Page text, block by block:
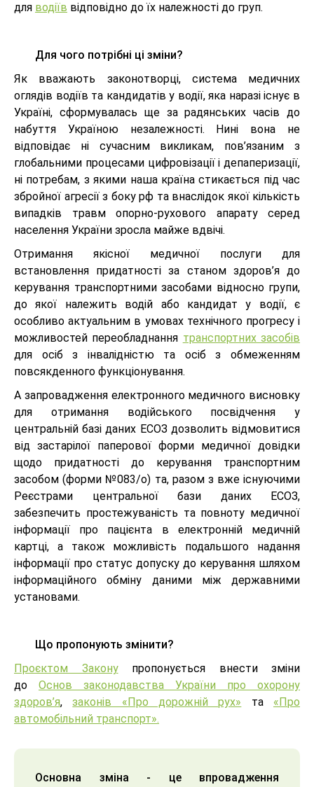
для водіїв відповідно до їх належності до груп.
Для чого потрібні ці зміни?
Як вважають законотворці, система медичних
оглядів водіїв та кандидатів у водії, яка наразі існує в
Україні, сформувалась ще за радянських часів до
набуття Україною незалежності. Нині вона не
відповідає ні сучасним викликам, пов’язаним з
глобальними процесами цифровізації і депаперизації,
ні потребам, з якими наша країна стикається під час
збройної агресії з боку рф та внаслідок якої кількість
випадків травм опорно-рухового апарату серед
населення України зросла майже вдвічі.
Отримання якісної медичної послуги для
встановлення придатності за станом здоров’я до
керування транспортними засобами відносно групи,
до якої належить водій або кандидат у водії, є
особливо актуальним в умовах технічного прогресу і
можливостей переобладнання транспортних засобів
для осіб з інвалідністю та осіб з обмеженням
повсякденного функціонування.
А запровадження електронного медичного висновку
для отримання водійського посвідчення у
центральній базі даних ЕСОЗ дозволить відмовитися
від застарілої паперової форми медичної довідки
щодо придатності до керування транспортним
засобом (форми №083/о) та, разом з вже існуючими
Реєстрами центральної бази даних ЕСОЗ,
забезпечить простежуваність та повноту медичної
інформації про пацієнта в електронній медичній
картці, а також можливість подальшого надання
інформації про статус допуску до керування шляхом
інформаційного обміну даними між державними
установами.
Що пропонують змінити?
Проєктом Законупропонується внести зміни
до Основ законодавства України про охорону
здоров’я,законів «Про дорожній рух» та «Про
автомобільний транспорт».
Основна зміна - це впровадження